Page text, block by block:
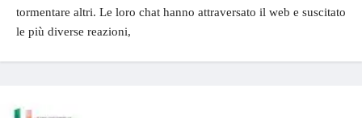
tormentare altri. Le loro chat hanno attraversato il web e suscitato
le più diverse reazioni,